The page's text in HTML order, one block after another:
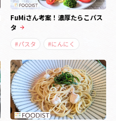
FuMiさん考案！濃厚たらこパス
タ
#パスタ #にんにく